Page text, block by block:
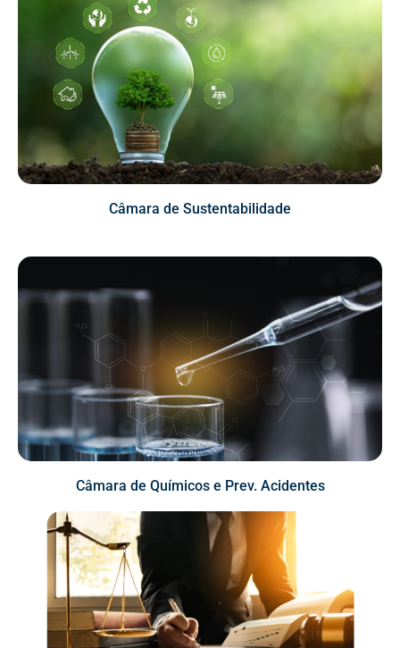
Câmara de Sustentabilidade
Câmara de Químicos e Prev. Acidentes